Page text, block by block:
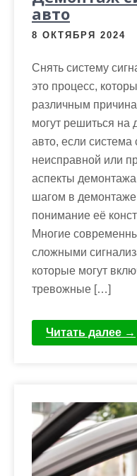
авто
8 ОКТЯБРЯ 2024
Снять систему
это процесс,
различным
могут решиться на
авто, если система
неисправной или
аспекты
шагом в демонтаже
понимание её
Многие
сложными
которые могут
тревожные […]
Читать далее →